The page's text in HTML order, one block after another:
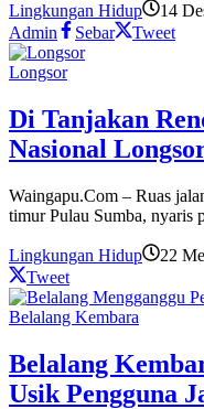
Lingkungan Hidup 14
Admin
Sebar Tweet
Longsor
Di Tanjakan
Nasional
Waingapu.Com – Ruas
timur Pulau Sumba, nyaris
Lingkungan Hidup 22
Tweet
Belalang Kembara
Belalang
Usik Pengguna